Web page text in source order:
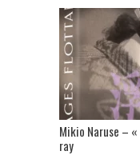
Mikio Naruse –
ray